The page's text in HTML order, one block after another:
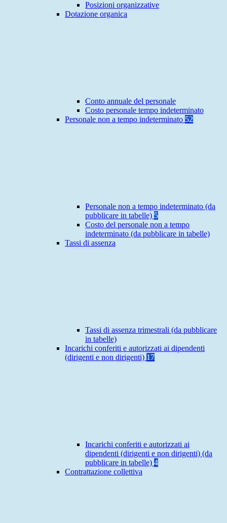
Posizioni organizzative
Dotazione organica
Conto annuale del personale
Costo personale tempo indeterminato
Personale non a tempo indeterminato 52
Personale non a tempo indeterminato (da
pubblicare in tabelle) 5
Costo del personale non a tempo
indeterminato (da pubblicare in tabelle)
Tassi di assenza
Tassi di assenza trimestrali (da pubblicare
in tabelle)
Incarichi conferiti e autorizzati ai dipendenti
(dirigenti e non dirigenti) 17
Incarichi conferiti e autorizzati ai
dipendenti (dirigenti e non dirigenti) (da
pubblicare in tabelle) 4
Contrattazione collettiva